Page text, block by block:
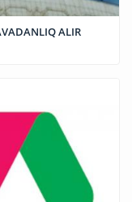
ALIR